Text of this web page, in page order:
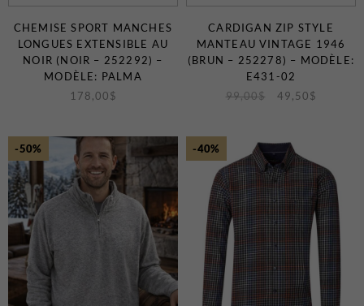
CHEMISE SPORT MANCHES
LONGUES EXTENSIBLE AU
NOIR (NOIR – 252292) –
MODÈLE: PALMA
178,00 $
CARDIGAN ZIP STYLE
MANTEAU VINTAGE 1946
(BRUN – 252278) – MODÈLE:
E431-02
99,00$ 49,50 $
-50% -40%